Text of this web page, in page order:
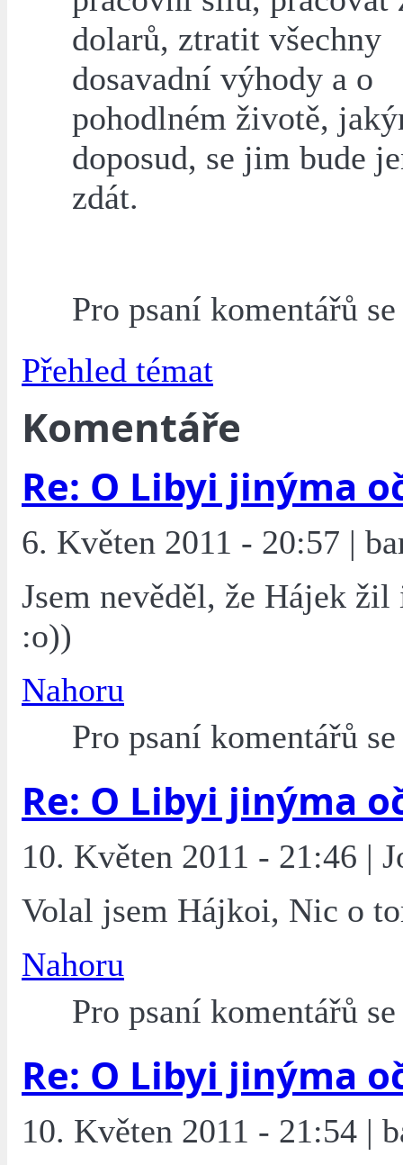
dolarů, ztratit všechny
dosavadní výhody a o
pohodlném životě,
doposud, se jim bude
zdát.
Pro psaní komentářů
Přehled témat
Komentáře
Re: O Libyi jinýma
6. Květen 2011 - 20:57 |
Jsem nevěděl, že Hájek
:o))
Nahoru
Pro psaní komentářů
Re: O Libyi jinýma
10. Květen 2011 - 21:46 |
Volal jsem Hájkoi, Nic o
Nahoru
Pro psaní komentářů
Re: O Libyi jinýma
10. Květen 2011 - 21:54 |